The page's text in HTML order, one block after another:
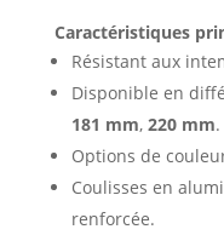
Caractéristiques
Résistant aux
Disponible en
181 mm, 220 mm.
Options de
Coulisses en
renforcée.